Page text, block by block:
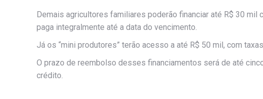
Demais agricultores familiares poderão financiar até R$ 30
paga integralmente até a data do vencimento.
Já os “mini produtores” terão acesso a até R$ 50 mil, com
O prazo de reembolso desses financiamentos será de até
crédito.